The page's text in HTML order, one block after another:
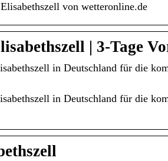
von wetteronline.de
| 3-Tage
in Deutschland für die
in Deutschland für die